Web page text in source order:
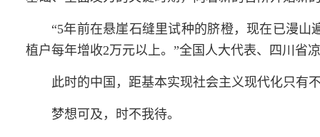
“5年前在悬崖石缝里试种的脐橙，现在已漫
植户每年增收2万元以上。”全国人大代表、四川省
此时的中国，距基本实现社会主义现代化只有
梦想可及，时不我待。